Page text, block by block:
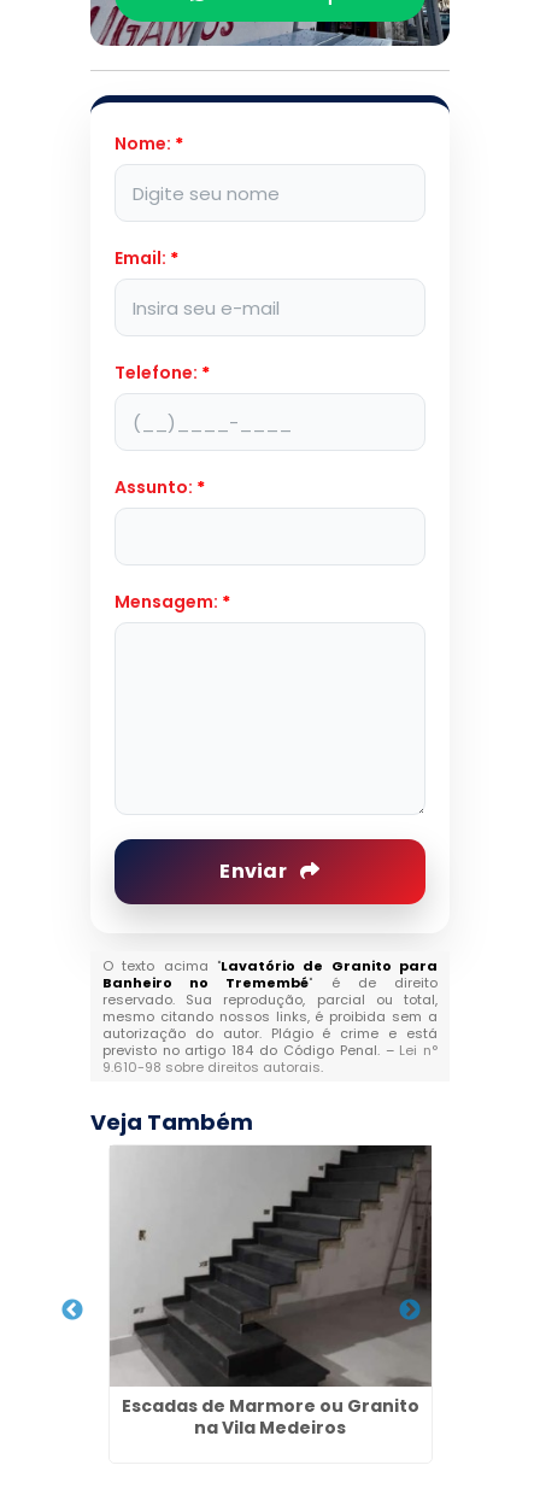
Nome: *
Email: *
Telefone: *
Assunto: *
Mensagem: *
Enviar
O texto acima "Lavatório de Granito para
Banheiro no Tremembé" é de direito
reservado. Sua reprodução, parcial ou total,
mesmo citando nossos links, é proibida sem a
autorização do autor. Plágio é crime e está
previsto no artigo 184 do Código Penal. – Lei n°
9.610-98 sobre direitos autorais.
Veja Também
Escadas de Marmore ou Granito
na Vila Medeiros